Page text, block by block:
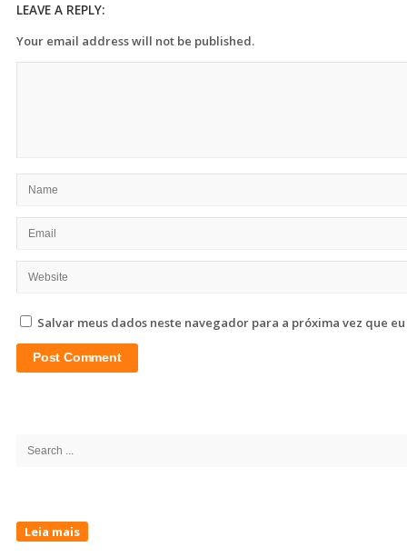
LEAVE A REPLY:
Your email address will not be published.
Salvar meus dados neste navegador para a próxima vez que
Search
Leia mais